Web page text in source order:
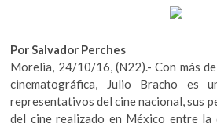
Por Salvador Perches
Morelia, 24/10/16, (N22).- Con más
cinematográfica, Julio Bracho es
representativos del cine nacional, sus
del cine realizado en México entre la